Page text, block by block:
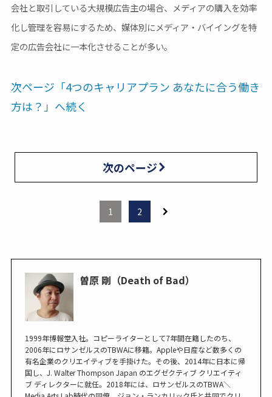
会社と取引している大規模広告主の場合、メディアの購入を効率
化し管理を容易にするため、媒体別にメディア・バイイングを特
定の広告会社に一本化させることが多い。
次ページ「4つのキャリアプラン あなたに合う働き
方は？」へ続く
次のページ
1 2
曽原 剛（Death of Bad）
1999年博報堂入社。コピーライターとして7年間在籍したのち、
2006年にロサンゼルスのTBWAに移籍。Appleや日産など数多くの
有名企業のクリエイティブを手掛けた。その後、2014年に日本に帰
国し、J. Walter Thompson Japan のエグゼクティブ クリエイティ
ブ ディレクターに就任。2018年には、ロサンゼルスのTBWA＼